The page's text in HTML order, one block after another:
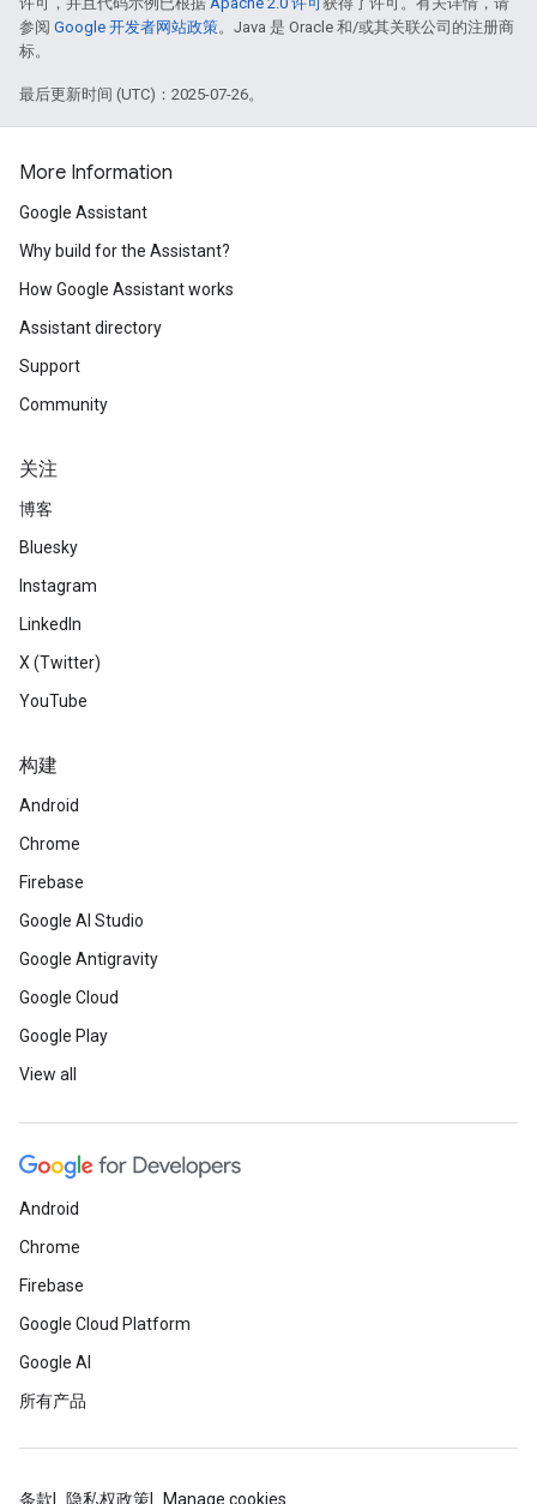
参阅 Google 开发者网站政策。Java 是 Oracle 和/或其关联公司的注册商
标。
最后更新时间 (UTC)：2025-07-26。
More Information
Google Assistant
Why build for the Assistant?
How Google Assistant works
Assistant directory
Support
Community
关注
博客
Bluesky
Instagram
LinkedIn
X (Twitter)
YouTube
构建
Android
Chrome
Firebase
Google AI Studio
Google Antigravity
Google Cloud
Google Play
View all
Android
Chrome
Firebase
Google Cloud Platform
Google AI
所有产品
条款 隐私权政策 Manage cookies